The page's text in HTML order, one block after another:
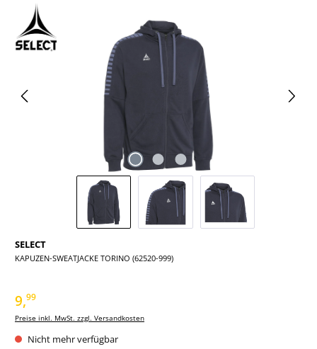
Bildergalerie überspringen
SELECT
KAPUZEN-SWEATJACKE TORINO (62520-999)
9,99
Preise inkl. MwSt. zzgl. Versandkosten
Nicht mehr verfügbar